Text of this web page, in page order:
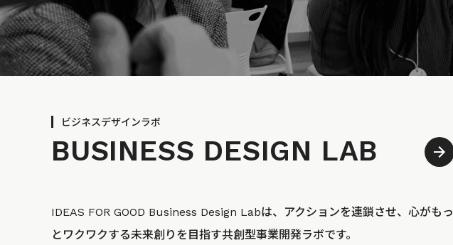
ビジネスデザインラボ
BUSINESS DESIGN LAB
IDEAS FOR GOOD Business Design Labは、アクションを連鎖させ、心がもっ
とワクワクする未来創りを目指す共創型事業開発ラボです。